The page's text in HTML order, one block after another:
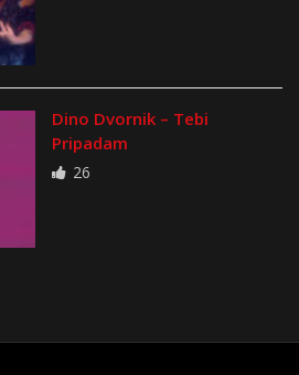
Dino Dvornik – Tebi
Pripadam
26